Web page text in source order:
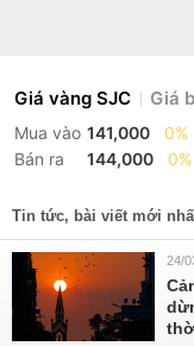
Giá vàng SJC Giá
Mua vào 141,000
0%
Bán ra
144,000 0%
Tin tức, bài viết mới
24/